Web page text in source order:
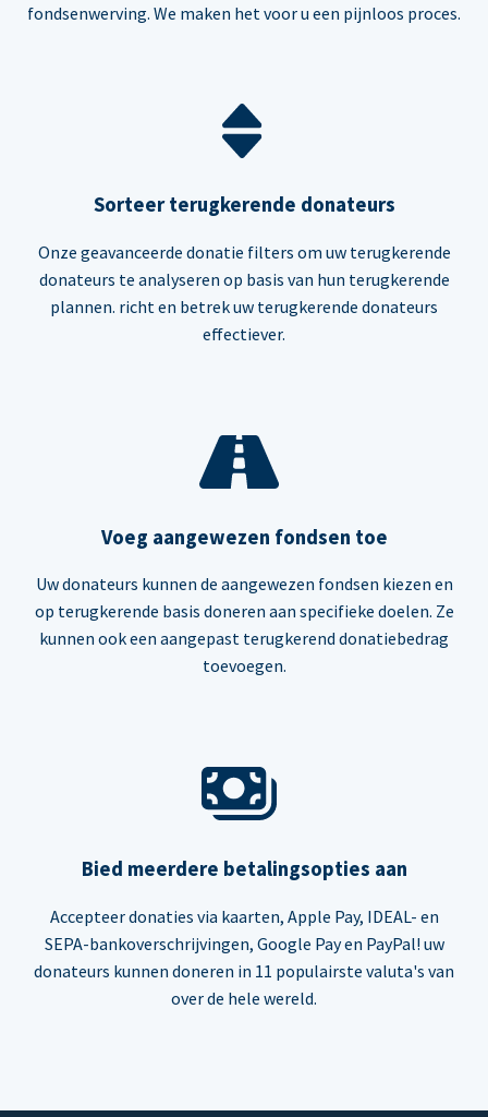
fondsenwerving. We maken het voor u een pijnloos proces.
Sorteer terugkerende donateurs
Onze geavanceerde donatie filters om uw terugkerende
donateurs te analyseren op basis van hun terugkerende
plannen. richt en betrek uw terugkerende donateurs
effectiever.
Voeg aangewezen fondsen toe
Uw donateurs kunnen de aangewezen fondsen kiezen en
op terugkerende basis doneren aan specifieke doelen. Ze
kunnen ook een aangepast terugkerend donatiebedrag
toevoegen.
Bied meerdere betalingsopties aan
Accepteer donaties via kaarten, Apple Pay, IDEAL- en
SEPA-bankoverschrijvingen, Google Pay en PayPal! uw
donateurs kunnen doneren in 11 populairste valuta's van
over de hele wereld.